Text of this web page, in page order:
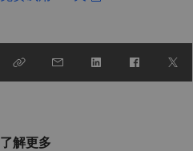
了解更多